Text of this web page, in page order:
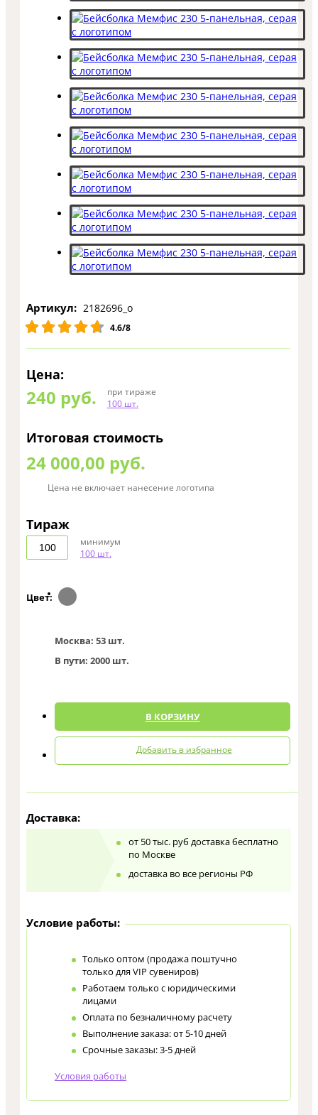
Артикул: 2182696_o
4.6/8
Цена:
240 руб.
при тираже
100 шт.
Итоговая стоимость
24 000,00 руб.
Цена не включает нанесение логотипа
Тираж
минимум
100 шт.
Цвет:
Москва: 53 шт.
В пути: 2000 шт.
В КОРЗИНУ
Добавить в избранное
Доставка:
от 50 тыс. руб доставка бесплатно
по Москве
доставка во все регионы РФ
Условие работы:
Только оптом (продажа поштучно
только для VIP сувениров)
Работаем только с юридическими
лицами
Оплата по безналичному расчету
Выполнение заказа: от 5-10 дней
Срочные заказы: 3-5 дней
Условия работы